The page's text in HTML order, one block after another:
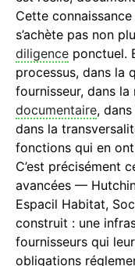
Cette connaissance
s’achète pas non
diligence ponctuel.
processus, dans la
fournisseur, dans la
documentaire,
dans la
fonctions qui en
C’est précisément
avancées —
Espacil Habitat,
construit : une
fournisseurs qui
obligations